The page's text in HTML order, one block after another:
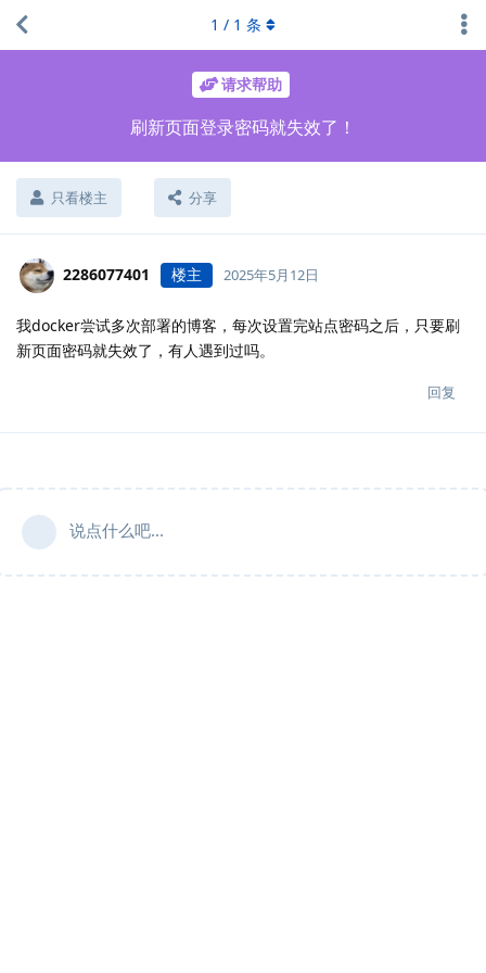
请求帮助
刷新页面登录密码就失效了！
只看楼主 分享
1 / 1 条
2286077401 楼主 2025年5月12日
我docker尝试多次部署的博客，每次设置完站点密码之后，只要刷
新页面密码就失效了，有人遇到过吗。
回复
说点什么吧...